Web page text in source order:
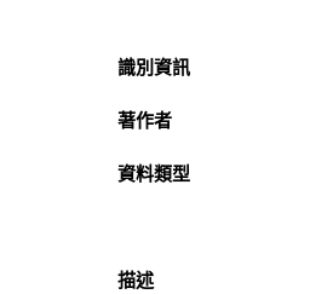
識別資訊
著作者
資料類型
描述